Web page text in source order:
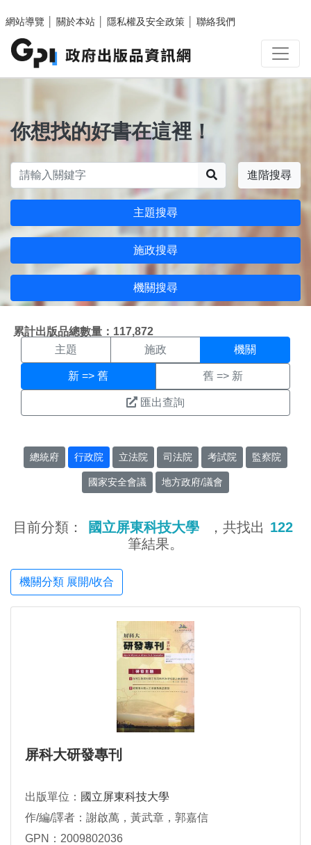
網站導覽
關於本站 隱私權及安全政策 聯絡我們
你想找的好書在這裡！
進階搜尋
主題搜尋
施政搜尋
機關搜尋
累計出版品總數量：117,872
機關搜尋結果頁面
主題 施政 機關
新 => 舊 舊 => 新
匯出查詢
總統府 行政院 立法院 司法院 考試院 監察院
國家安全會議 地方政府/議會
目前分類： 國立屏東科技大學 ，共找出 122
筆結果。
機關分類 展開/收合
屏科大研發專刊
出版單位： 國立屏東科技大學
作/編/譯者：謝啟萬，黃武章，郭嘉信
GPN：2009802036